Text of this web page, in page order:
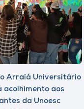
Arraiá Universitário
acolhimento aos
da Unoesc